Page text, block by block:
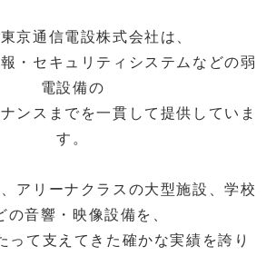
京通信電設株式会社は、
・セキュリティシステムなどの弱
電設備の
ンスまでを一貫して提供していま
す。
アリーナクラスの大型施設、学校
の音響・映像設備を、
って支えてきた確かな実績を誇り